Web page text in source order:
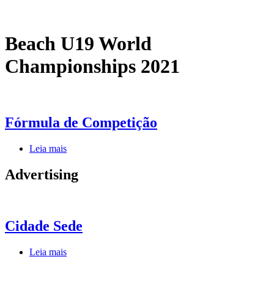
Beach U19 World
Championships 2021
Fórmula de Competição
Leia mais
Advertising
Cidade Sede
Leia mais